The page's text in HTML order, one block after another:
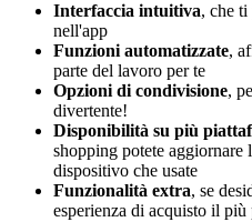
Interfaccia intuitiva, che ti
nell'app
Funzioni automatizzate,
parte del lavoro per te
Opzioni di condivisione,
divertente!
Disponibilità su più
shopping potete aggiornare
dispositivo che usate
Funzionalità extra, se
esperienza di acquisto il più